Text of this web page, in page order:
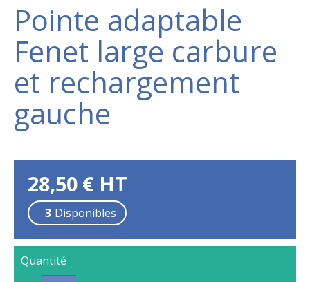
Pointe adaptable
Fenet large carbure
et rechargement
gauche
28,50 € HT
3 Disponibles
Quantité